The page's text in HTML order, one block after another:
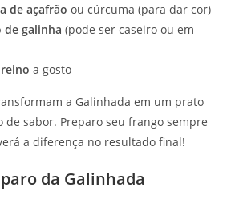
de açafrão ou cúrcuma (para dar cor)
de galinha (pode ser caseiro ou em
a gosto
a Galinhada em um prato
de sabor. Preparo seu frango sempre
a diferença no resultado final!
da Galinhada